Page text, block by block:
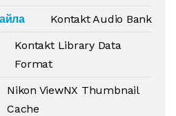
Kontakt Audio Bank
Kontakt Library Data
Format
Nikon ViewNX Thumbnail
Cache